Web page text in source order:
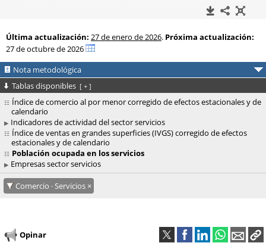
Última actualización: 27 de enero de 2026. Próxima actualización:
27 de octubre de 2026
Nota metodológica
Tablas disponibles [ + ]
Índice de comercio al por menor corregido de efectos estacionales y de
calendario
Indicadores de actividad del sector servicios
Índice de ventas en grandes superficies (IVGS) corregido de efectos
estacionales y de calendario
Población ocupada en los servicios
Empresas sector servicios
Comercio · Servicios
Opinar